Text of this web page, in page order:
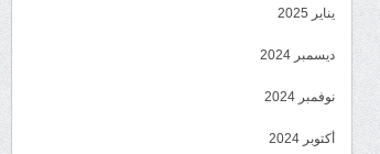
يناير 2025
ديسمبر 2024
نوفمبر 2024
أكتوبر 2024